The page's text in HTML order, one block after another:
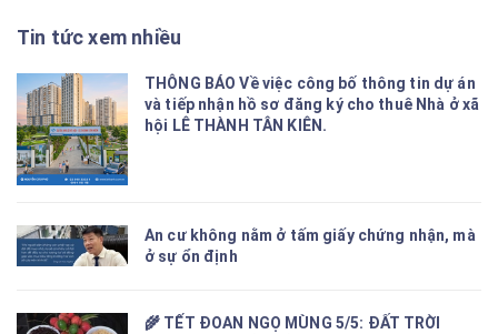
Tin tức xem nhiều
THÔNG BÁO Về việc công bố thông tin dự án
và tiếp nhận hồ sơ đăng ký cho thuê Nhà ở xã
hội LÊ THÀNH TÂN KIÊN.
An cư không nằm ở tấm giấy chứng nhận, mà
ở sự ổn định
🌾 TẾT ĐOAN NGỌ MÙNG 5/5: ĐẤT TRỜI